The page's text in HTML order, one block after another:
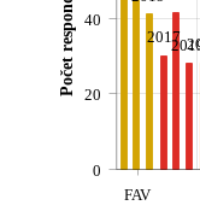
2017
FAV
0
20
40